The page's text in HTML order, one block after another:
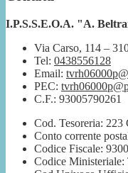
I.P.S.S.E.O.A. "A.
Via Carso, 114 –
Tel: 0438556128
Email:
PEC:
C.F.: 93005790261
Cod. Tesoreria: 223
Conto corrente
Codice Fiscale:
Codice